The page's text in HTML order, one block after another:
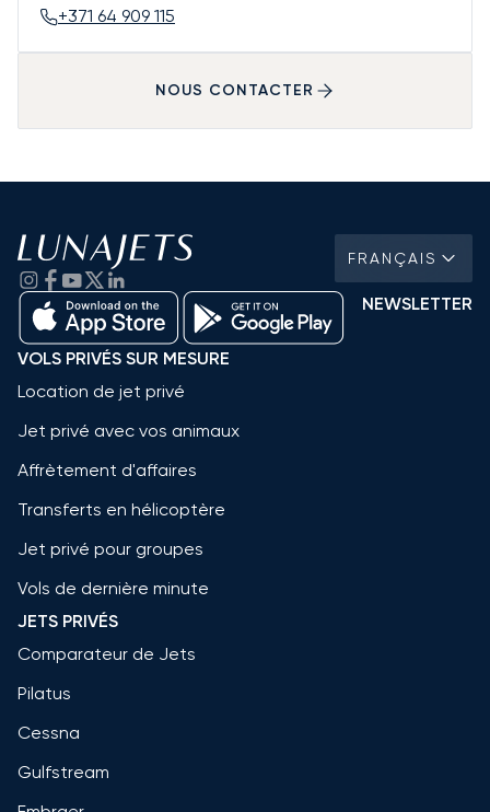
+371 64 909 115
NOUS CONTACTER
FRANÇAIS
NEWSLETTER
VOLS PRIVÉS SUR MESURE
Location de jet privé
Jet privé avec vos animaux
Affrètement d'affaires
Transferts en hélicoptère
Jet privé pour groupes
Vols de dernière minute
JETS PRIVÉS
Comparateur de Jets
Pilatus
Cessna
Gulfstream